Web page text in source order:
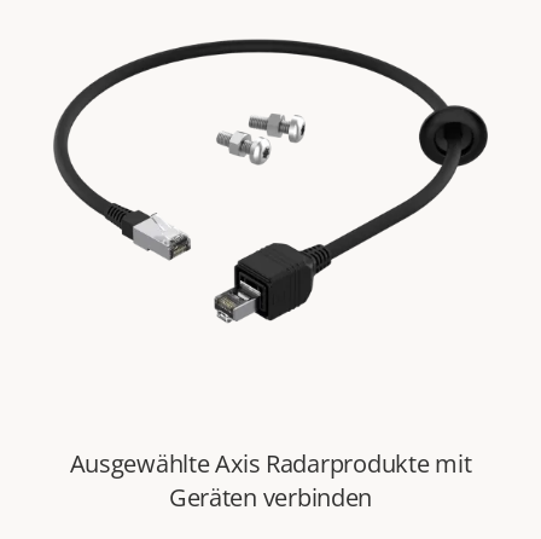
Ausgewählte Axis Radarprodukte mit
Geräten verbinden